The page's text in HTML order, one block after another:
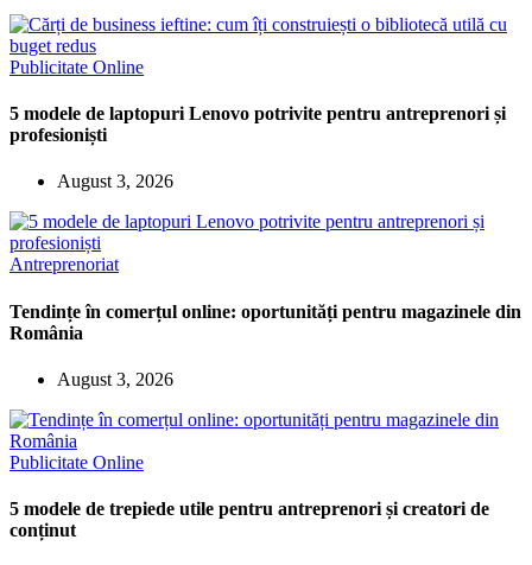
Publicitate Online
5 modele de laptopuri Lenovo potrivite pentru antreprenori și
profesioniști
August 3, 2026
Antreprenoriat
Tendințe în comerțul online: oportunități pentru magazinele din
România
August 3, 2026
Publicitate Online
5 modele de trepiede utile pentru antreprenori și creatori de
conținut